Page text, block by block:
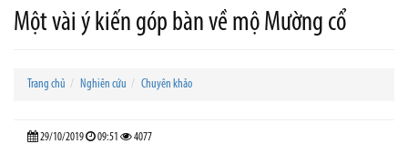
Một vài ý kiến góp bàn về mộ Mường cổ
Trang chủ Nghiên cứu Chuyên khảo
29/10/2019 09:51 4077